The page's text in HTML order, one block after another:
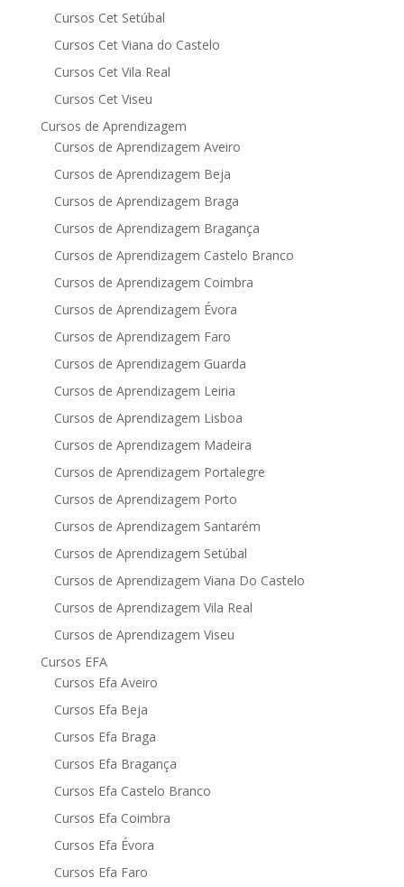
Cursos Cet Setúbal
Cursos Cet Viana do Castelo
Cursos Cet Vila Real
Cursos Cet Viseu
Cursos de Aprendizagem
Cursos de Aprendizagem Aveiro
Cursos de Aprendizagem Beja
Cursos de Aprendizagem Braga
Cursos de Aprendizagem Bragança
Cursos de Aprendizagem Castelo Branco
Cursos de Aprendizagem Coimbra
Cursos de Aprendizagem Évora
Cursos de Aprendizagem Faro
Cursos de Aprendizagem Guarda
Cursos de Aprendizagem Leiria
Cursos de Aprendizagem Lisboa
Cursos de Aprendizagem Madeira
Cursos de Aprendizagem Portalegre
Cursos de Aprendizagem Porto
Cursos de Aprendizagem Santarém
Cursos de Aprendizagem Setúbal
Cursos de Aprendizagem Viana Do Castelo
Cursos de Aprendizagem Vila Real
Cursos de Aprendizagem Viseu
Cursos EFA
Cursos Efa Aveiro
Cursos Efa Beja
Cursos Efa Braga
Cursos Efa Bragança
Cursos Efa Castelo Branco
Cursos Efa Coimbra
Cursos Efa Évora
Cursos Efa Faro